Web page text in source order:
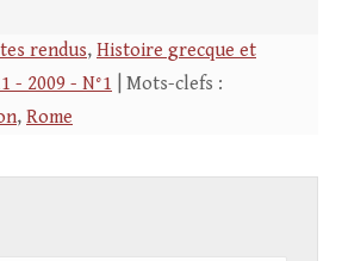
rendus, Histoire grecque et
- 2009 - N°1 | Mots-clefs :
, Rome